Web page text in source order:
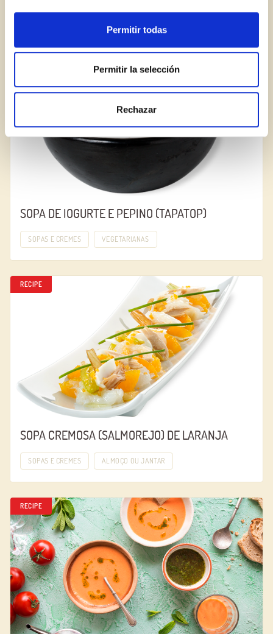
Permitir todas
Permitir la selección
Rechazar
SOPA DE IOGURTE E PEPINO (TAPATOP)
SOPAS E CREMES VEGETARIANAS
RECIPE
SOPA CREMOSA (SALMOREJO) DE LARANJA
SOPAS E CREMES ALMOÇO OU JANTAR
RECIPE